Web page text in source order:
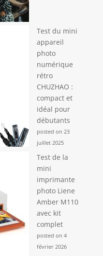
Test du mini
appareil
photo
numérique
rétro
CHUZHAO :
compact et
idéal pour
débutants
posted on 23
juillet 2025
Test de la
mini
imprimante
photo Liene
Amber M110
avec kit
complet
posted on 4
février 2026